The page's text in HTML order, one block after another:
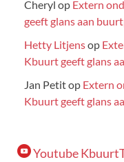
Cheryl op Extern
geeft glans aan
Hetty Litjensop
Kbuurt geeft glans
Jan Petitop Extern
Kbuurt geeft glans
Youtube